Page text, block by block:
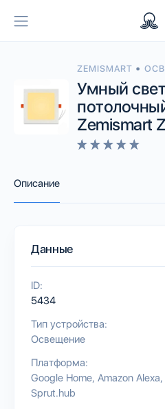
ZEMISMART •
Умный
Zemismart
Описание
Данные
ID:
5434
Тип устройства:
Освещение
Платформа:
Google Home Amazon Alexa
Sprut.hub